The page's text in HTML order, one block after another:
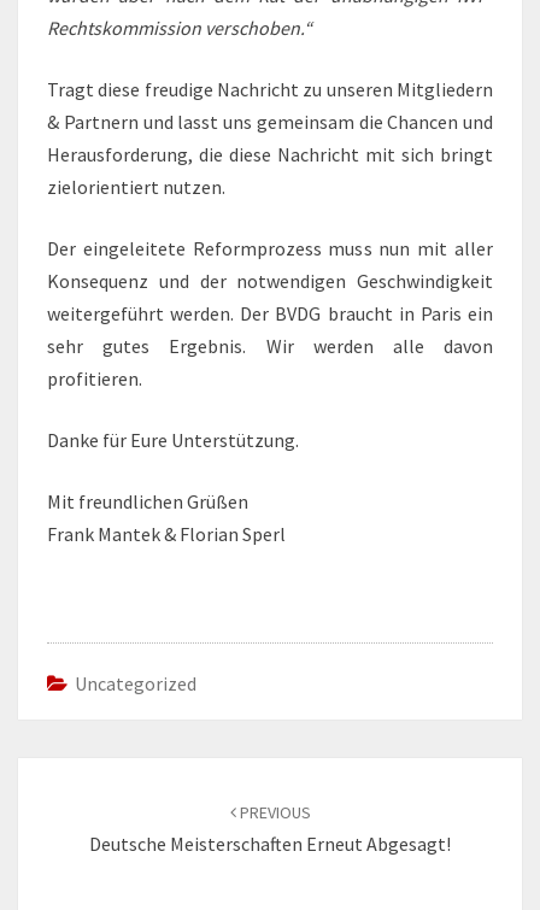
Rechtskommission verschoben.“
Tragt diese freudige Nachricht zu unseren Mitgliedern
& Partnern und lasst uns gemeinsam die Chancen und
Herausforderung, die diese Nachricht mit sich bringt
zielorientiert nutzen.
Der eingeleitete Reformprozess muss nun mit aller
Konsequenz und der notwendigen Geschwindigkeit
weitergeführt werden. Der BVDG braucht in Paris ein
sehr gutes Ergebnis. Wir werden alle davon
profitieren.
Danke für Eure Unterstützung.
Mit freundlichen Grüßen
Frank Mantek & Florian Sperl
Uncategorized
PREVIOUS
Deutsche Meisterschaften Erneut Abgesagt!